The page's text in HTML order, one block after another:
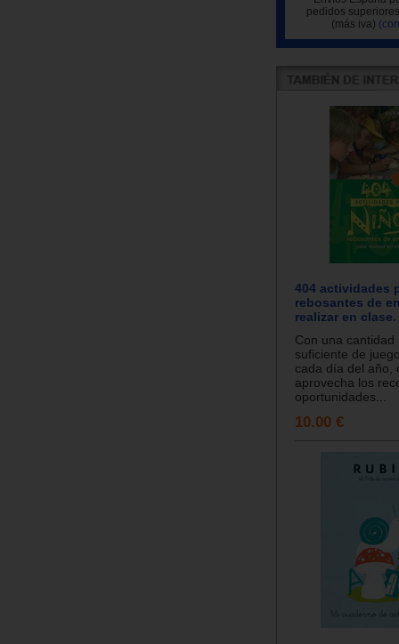
pedidos
(más iva)
404 actividades
rebosantes de
realizar en clase.
Con una cantidad
suficiente de
cada día del año,
aprovecha los
oportunidades...
10.00 €